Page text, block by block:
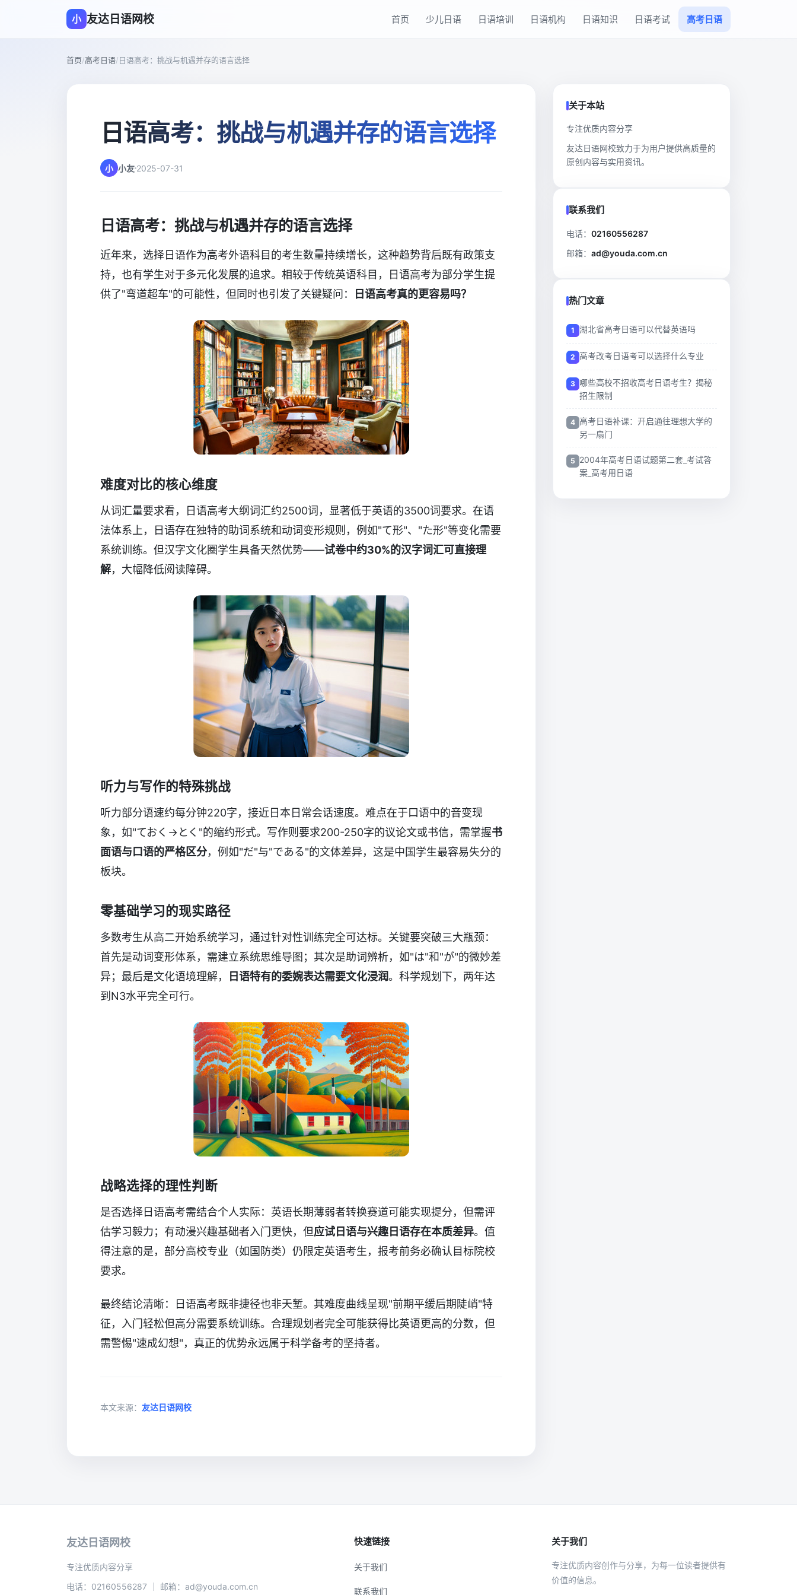
小 友达日语网校 首页 少儿日语 日语培训 日语机构 日语知识 日语考试 高考日语
首页/高考日语/日语高考：挑战与机遇并存的语言选择
日语高考：挑战与机遇并存的语言选择
小 小友 2025-07-31
日语高考：挑战与机遇并存的语言选择
近年来，选择日语作为高考外语科目的考生数量持续增长，这种趋势背后既有政策支
持，也有学生对于多元化发展的追求。相较于传统英语科目，日语高考为部分学生提
供了"弯道超车"的可能性，但同时也引发了关键疑问：
日语高考真的更容易吗？
难度对比的核心维度
从词汇量要求看，日语高考大纲词汇约2500词，显著低于英语的3500词要求。在语
法体系上，日语存在独特的助词系统和动词变形规则，例如"て形"、"た形"等变化需要
系统训练。但汉字文化圈学生具备天然优势——试卷中约30%的汉字词汇可直接理
解，大幅降低阅读障碍。
听力与写作的特殊挑战
听力部分语速约每分钟220字，接近日本日常会话速度。难点在于口语中的音变现
象，如"ておく→とく"的缩约形式。写作则要求200-250字的议论文或书信，需掌握书
面语与口语的严格区分，例如"だ"与"である"的文体差异，这是中国学生最容易失分的
板块。
零基础学习的现实路径
多数考生从高二开始系统学习，通过针对性训练完全可达标。关键要突破三大瓶颈：
首先是动词变形体系，需建立系统思维导图；其次是助词辨析，如"は"和"が"的微妙差
异；最后是文化语境理解，
日语特有的委婉表达需要文化浸润。科学规划下，两年达
到N3水平完全可行。
战略选择的理性判断
是否选择日语高考需结合个人实际：英语长期薄弱者转换赛道可能实现提分，但需评
估学习毅力；有动漫兴趣基础者入门更快，但应试日语与兴趣日语存在本质差异。值
得注意的是，部分高校专业（如国防类）仍限定英语考生，报考前务必确认目标院校
要求。
最终结论清晰：日语高考既非捷径也非天堑。其难度曲线呈现"前期平缓后期陡峭"特
征，入门轻松但高分需要系统训练。合理规划者完全可能获得比英语更高的分数，但
需警惕"速成幻想"，真正的优势永远属于科学备考的坚持者。
本文来源： 友达日语网校
关于本站
专注优质内容分享
友达日语网校致力于为用户提供高质量的
原创内容与实用资讯。
联系我们
电话： 02160556287
邮箱： ad@youda.com.cn
热门文章
湖北省高考日语可以代替英语吗
高考改考日语考可以选择什么专业
哪些高校不招收高考日语考生？揭秘
招生限制
高考日语补课：开启通往理想大学的
另一扇门
2004年高考日语试题第二套_考试答
案_高考用日语
友达日语网校
专注优质内容分享
电话：02160556287 ｜ 邮箱：ad@youda.com.cn
快速链接
关于我们
联系我们
关于我们
专注优质内容创作与分享，为每一位读者提供有
价值的信息。